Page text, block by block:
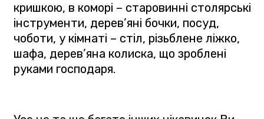
кришкою, в коморі – старовинні столярські
інструменти, дерев’яні бочки, посуд,
чоботи, у кімнаті – стіл, різьблене ліжко,
шафа, дерев’яна колиска, що зроблені
руками господаря.